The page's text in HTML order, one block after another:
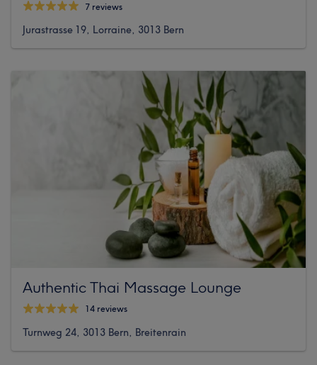
7 reviews
Jurastrasse 19, Lorraine, 3013 Bern
Authentic Thai Massage Lounge
14 reviews
Turnweg 24, 3013 Bern, Breitenrain